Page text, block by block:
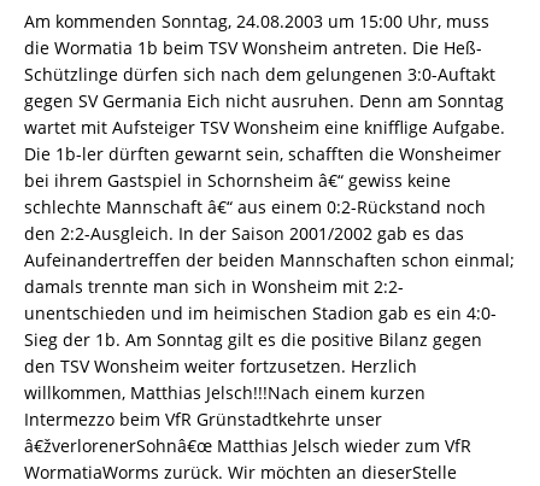
Am kommenden Sonntag, 24.08.2003 um 15:00 Uhr, muss
die Wormatia 1b beim TSV Wonsheim antreten. Die Heß-
Schützlinge dürfen sich nach dem gelungenen 3:0-Auftakt
gegen SV Germania Eich nicht ausruhen. Denn am Sonntag
wartet mit Aufsteiger TSV Wonsheim eine knifflige Aufgabe.
Die 1b-ler dürften gewarnt sein, schafften die Wonsheimer
bei ihrem Gastspiel in Schornsheim â€“ gewiss keine
schlechte Mannschaft â€“ aus einem 0:2-Rückstand noch
den 2:2-Ausgleich. In der Saison 2001/2002 gab es das
Aufeinandertreffen der beiden Mannschaften schon einmal;
damals trennte man sich in Wonsheim mit 2:2-
unentschieden und im heimischen Stadion gab es ein 4:0-
Sieg der 1b. Am Sonntag gilt es die positive Bilanz gegen
den TSV Wonsheim weiter fortzusetzen. Herzlich
willkommen, Matthias Jelsch!!!Nach einem kurzen
Intermezzo beim VfR Grünstadtkehrte unser
â€žverlorenerSohnâ€œ Matthias Jelsch wieder zum VfR
WormatiaWorms zurück. Wir möchten an dieserStelle